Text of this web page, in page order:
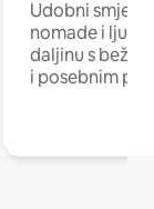
Udobni
nomade i ljude
daljinu s
i posebnim